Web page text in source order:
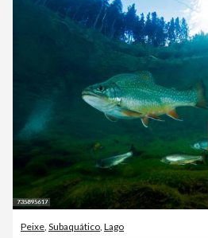
Peixe, Subaquático, Lago